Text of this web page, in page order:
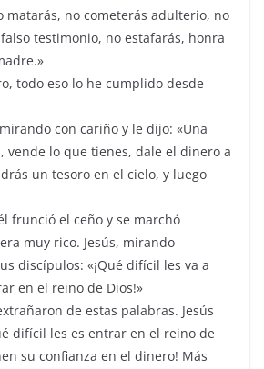
matarás, no cometerás adulterio, no
testimonio, no estafarás, honra
todo eso lo he cumplido desde
con cariño y le dijo: «Una
vende lo que tienes, dale el dinero a
un tesoro en el cielo, y luego
frunció el ceño y se marchó
muy rico. Jesús, mirando
discípulos: «¡Qué difícil les va a
en el reino de Dios!»
de estas palabras. Jesús
difícil les es entrar en el reino de
su confianza en el dinero! Más